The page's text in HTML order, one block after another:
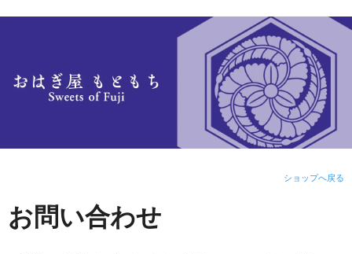
ショップへ戻る
お問い合わせ